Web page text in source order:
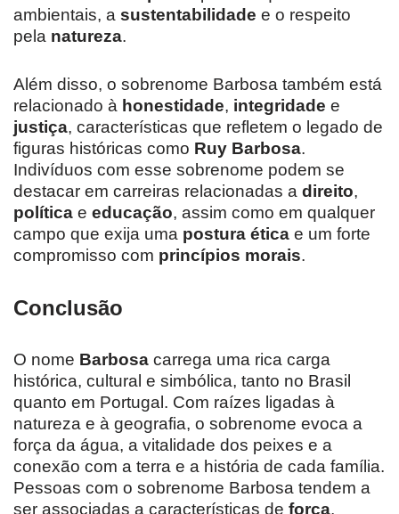
ambientais, a sustentabilidade e o respeito
pela natureza.
Além disso, o sobrenome Barbosa também está
relacionado à honestidade, integridade e
justiça, características que refletem o legado de
figuras históricas como Ruy Barbosa.
Indivíduos com esse sobrenome podem se
destacar em carreiras relacionadas a direito,
política e educação, assim como em qualquer
campo que exija uma postura ética e um forte
compromisso com princípios morais.
Conclusão
O nome Barbosa carrega uma rica carga
histórica, cultural e simbólica, tanto no Brasil
quanto em Portugal. Com raízes ligadas à
natureza e à geografia, o sobrenome evoca a
força da água, a vitalidade dos peixes e a
conexão com a terra e a história de cada família.
Pessoas com o sobrenome Barbosa tendem a
ser associadas a características de força,